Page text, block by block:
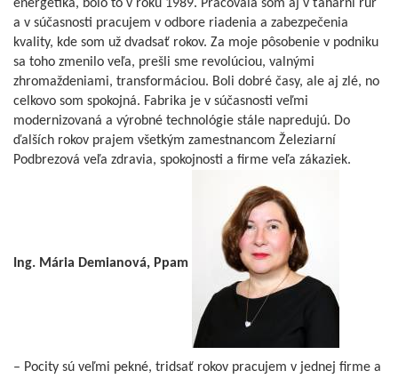
energetika, bolo to v roku 1989. Pracovala som aj v ťahárni rúr
a v súčasnosti pracujem v odbore riadenia a zabezpečenia
kvality, kde som už dvadsať rokov. Za moje pôsobenie v podniku
sa toho zmenilo veľa, prešli sme revolúciou, valnými
zhromaždeniami, transformáciou. Boli dobré časy, ale aj zlé, no
celkovo som spokojná. Fabrika je v súčasnosti veľmi
modernizovaná a výrobné technológie stále napredujú. Do
ďalších rokov prajem všetkým zamestnancom Železiarní
Podbrezová veľa zdravia, spokojnosti a firme veľa zákaziek.
Ing. Mária Demianová, Ppam
– Pocity sú veľmi pekné, tridsať rokov pracujem v jednej firme a